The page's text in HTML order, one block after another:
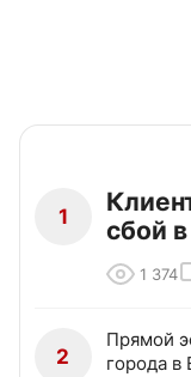
1
сбой
1 374
2
Прямой
города в